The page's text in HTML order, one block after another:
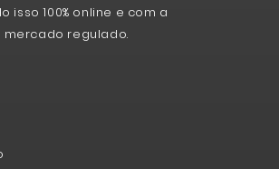
isso 100% online e com a
regulado.